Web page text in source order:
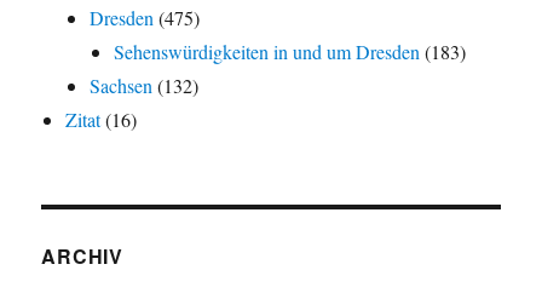
Dresden (475)
Sehenswürdigkeiten in und um Dresden (183)
Sachsen (132)
Zitat(16)
ARCHIV